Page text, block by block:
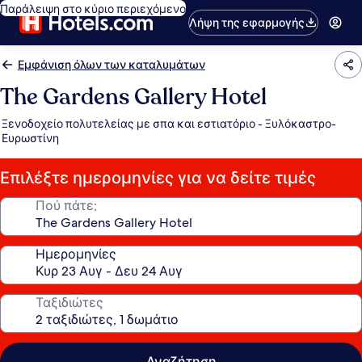
Παράλειψη στο κύριο περιεχόμενο
Λήψη της εφαρμογής
Εμφάνιση όλων των καταλυμάτων
The Gardens Gallery Hotel
Ξενοδοχείο πολυτελείας με σπα και εστιατόριο - Ξυλόκαστρο-
Ευρωστίνη
Επιλέξτε ημερομηνίες για να δείτε τιμές
Πού πάτε;
Ημερομηνίες
Ταξιδιώτες